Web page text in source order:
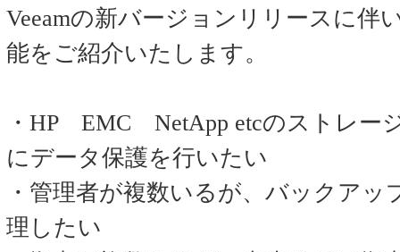
Veeamの新バージョンリリースに伴
能をご紹介いたします。
・HP EMC NetApp etcのストレー
にデータ保護を行いたい
・管理者が複数いるが、バックア
理したい